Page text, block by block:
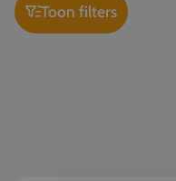
Een offerte aanvragen
Toon filters